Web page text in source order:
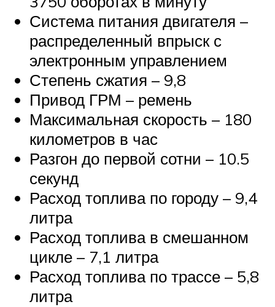
Система питания двигателя –
распределенный впрыск с
электронным управлением
Степень сжатия – 9,8
Привод ГРМ – ремень
Максимальная скорость – 180
километров в час
Разгон до первой сотни – 10.5
секунд
Расход топлива по городу – 9,4
литра
Расход топлива в смешанном
цикле – 7,1 литра
Расход топлива по трассе – 5,8
литра